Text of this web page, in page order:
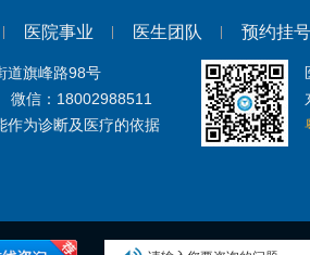
医院事业 医生团队 预约挂号
道旗峰路98号
信：18002988511
作为诊断及医疗的依据